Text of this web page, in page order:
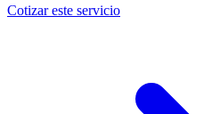
Cotizar este servicio